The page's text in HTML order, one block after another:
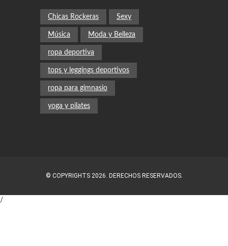
Chicas Rockeras Sexy
Música Moda y Belleza
ropa deportiva
tops y leggings deportivos
ropa para gimnasio
yoga y pilates
© COPYRIGHTS 2026. DERECHOS RESERVADOS.
/